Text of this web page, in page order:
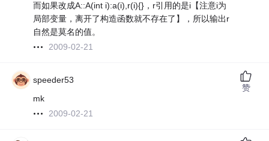
而如果改成A::A(int i):a(i),r(i){}，r引用的是i【注意i为
局部变量，离开了构造函数就不存在了】，所以输出r
自然是莫名的值。
2009-02-21
speeder53
mk
2009-02-21
赞